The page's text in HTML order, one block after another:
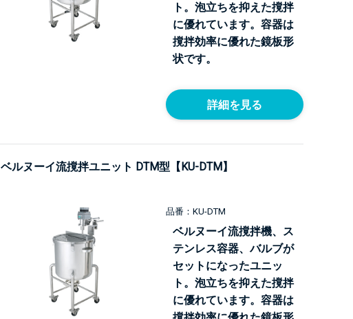
ト。泡立ちを抑えた撹拌
に優れています。容器は
撹拌効率に優れた鏡板形
状です。
詳細を見る
ベルヌーイ流撹拌ユニット DTM型【KU-DTM】
品番：KU-DTM
ベルヌーイ流撹拌機、ス
テンレス容器、バルブが
セットになったユニッ
ト。泡立ちを抑えた撹拌
に優れています。容器は